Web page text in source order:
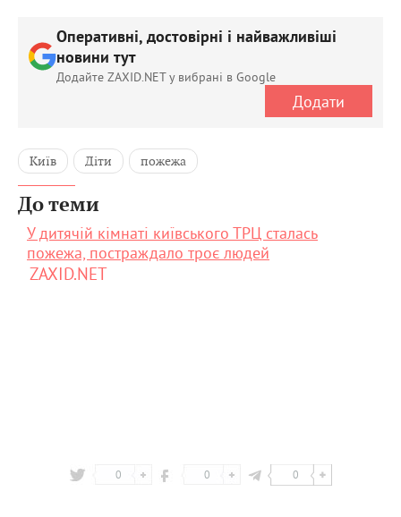
Оперативні, достовірні і найважливіші
новини тут
Додайте ZAXID.NET у вибрані в Google
Додати
Київ Діти пожежа
До теми
У дитячій кімнаті київського ТРЦ сталась
пожежа, постраждало троє людей
ZAXID.NET
0 0 0